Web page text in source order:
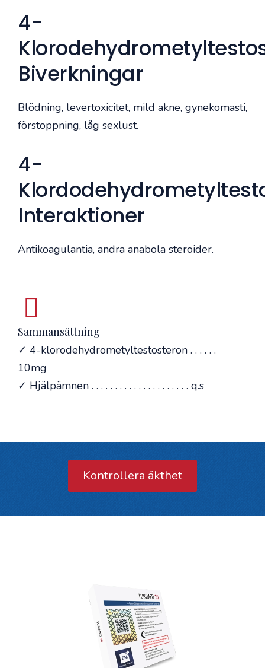
4-
Biverkningar
Blödning, levertoxicitet, mild akne, gynekomasti,
förstoppning, låg sexlust.
4-
Interaktioner
Antikoagulantia, andra anabola steroider.
Sammansättning
✓ 4-klorodehydrometyltestosteron . . . . . .
10mg
✓ Hjälpämnen . . . . . . . . . . . . . . . . . . . . . q.s
Kontrollera äkthet